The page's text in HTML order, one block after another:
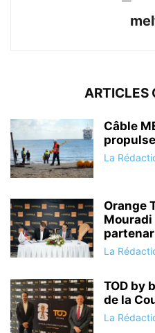
ARTICLES
Câble
La
Orange
La
TOD by
de la
La